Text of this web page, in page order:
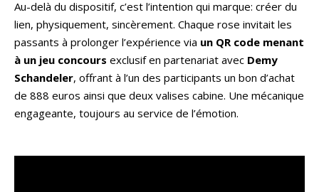
Au-delà du dispositif, c’est l’intention qui marque: créer du
lien, physiquement, sincèrement. Chaque rose invitait les
passants à prolonger l’expérience via un QR code menant
à un jeu concours exclusif en partenariat avec Demy
Schandeler, offrant à l’un des participants un bon d’achat
de 888 euros ainsi que deux valises cabine. Une mécanique
engageante, toujours au service de l’émotion.